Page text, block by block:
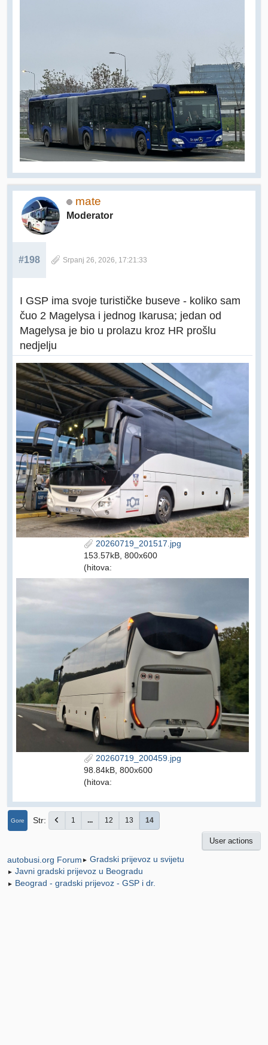
mate
Moderator
#198 Srpanj 26, 2026, 17:21:33
I GSP ima svoje turističke buseve - koliko sam
čuo 2 Magelysa i jednog Ikarusa; jedan od
Magelysa je bio u prolazu kroz HR prošlu
nedjelju
20260719_201517.jpg
153.57kB, 800x600
(hitova:
20260719_200459.jpg
98.84kB, 800x600
(hitova:
Gore Str 1 ... 12 13 14
User actions
autobusi.org Forum ► Gradski prijevoz u svijetu
► Javni gradski prijevoz u Beogradu
► Beograd - gradski prijevoz - GSP i dr.